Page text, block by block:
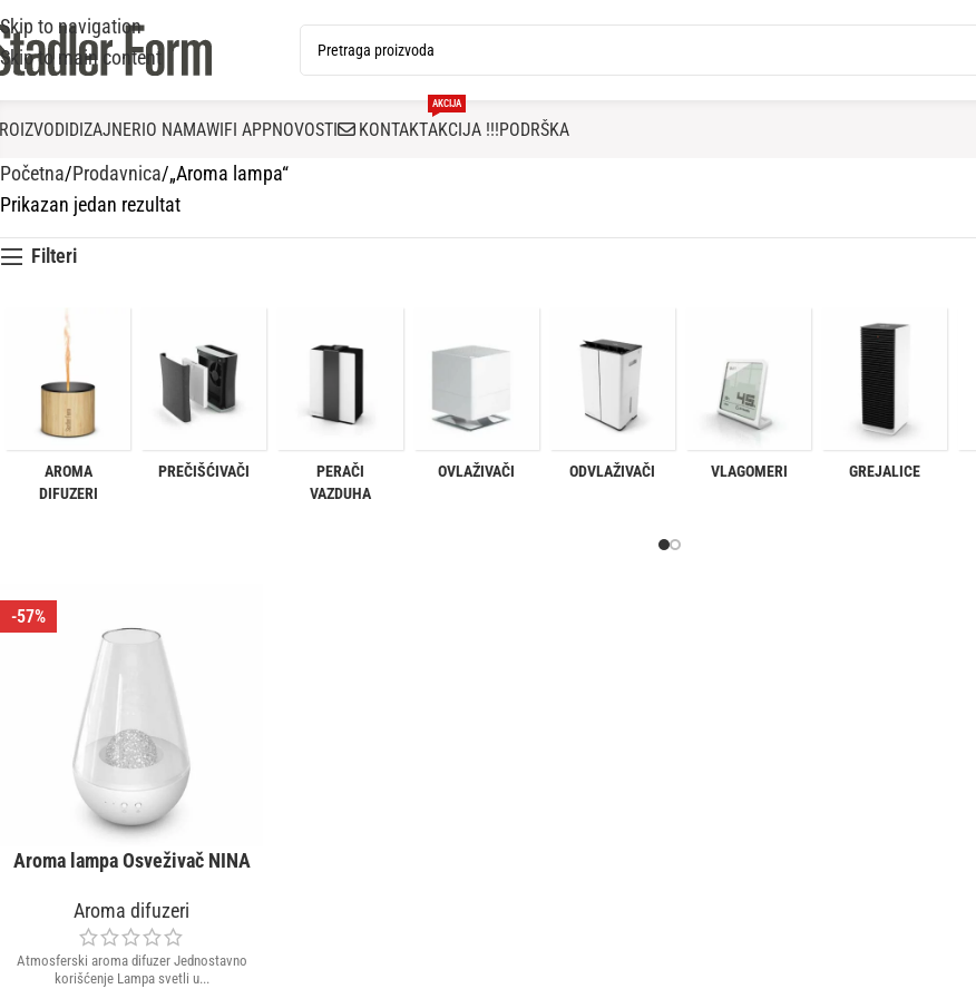
Skip to navigation
Skip to main content
DIZAJNERIO NAMAWIFI APPNOVOSTI KONTAKTAKCIJA !!!
AKCIJA
PODRŠKA
Početna Prodavnica „Aroma lampa“
Prikazan jedan rezultat
Filteri
AROMA
DIFUZERI
PREČIŠĆIVAČI
PERAČI
VAZDUHA
OVLAŽIVAČI ODVLAŽIVAČI VLAGOMERI GREJALICE
-57%
Aroma lampa Osveživač NINA
Aroma difuzeri
Atmosferski aroma difuzer Jednostavno
korišćenje Lampa svetli u...